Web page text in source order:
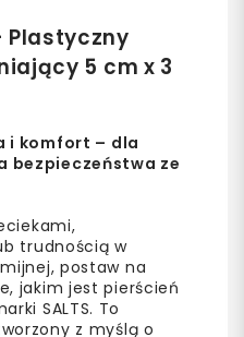
Plastyczny
5 cm x 3
i komfort – dla
bezpieczeństwa ze
trudnością w
postaw na
jakim jest pierścień
SALTS. To
z myślą o